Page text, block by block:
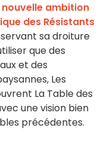
nouvelle ambition
des Résistants
sa droiture
que des
et des
Les
La Table des
une vision bien
précédentes.